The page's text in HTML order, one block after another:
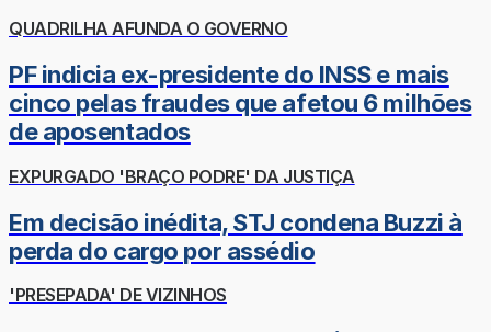
QUADRILHA AFUNDA O GOVERNO
PF indicia ex-presidente do INSS e mais
cinco pelas fraudes que afetou 6 milhões
de aposentados
EXPURGADO 'BRAÇO PODRE' DA JUSTIÇA
Em decisão inédita, STJ condena Buzzi à
perda do cargo por assédio
'PRESEPADA' DE VIZINHOS